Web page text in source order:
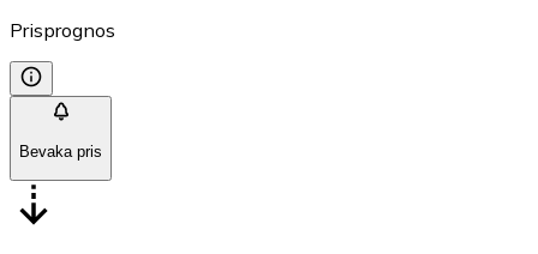
Prisprognos
Bevaka pris